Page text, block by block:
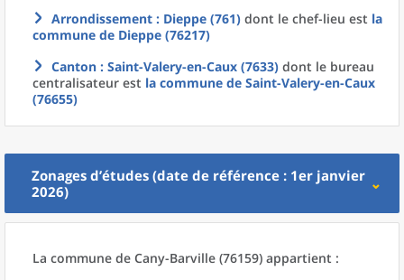
Arrondissement : Dieppe (761) dont le chef-lieu est la
commune de Dieppe (76217)
Canton : Saint-Valery-en-Caux (7633) dont le bureau
centralisateur est la commune de Saint-Valery-en-Caux
(76655)
Zonages d’études (date de référence : 1er janvier
2026)
La commune de Cany-Barville (76159) appartient :